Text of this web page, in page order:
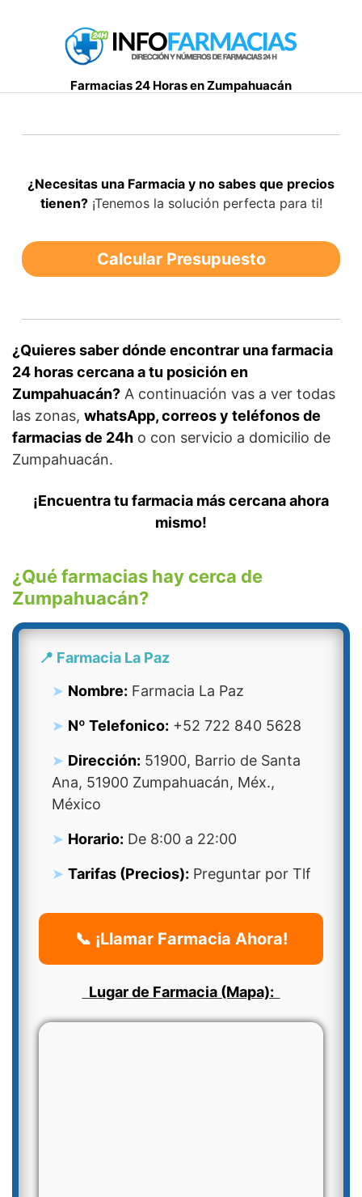
Farmacias 24 Horas en Zumpahuacán
¿Necesitas una Farmacia y no sabes que precios
tienen?¡Tenemos la solución perfecta para ti!
Calcular Presupuesto
¿Quieres saber dónde encontrar una farmacia
24 horas cercana a tu posición en
Zumpahuacán? A continuación vas a ver todas
las zonas, whatsApp, correos y teléfonos de
farmacias de 24h o con servicio a domicilio de
Zumpahuacán.
¡Encuentra tu farmacia más cercana ahora
mismo!
¿Qué farmacias hay cerca de
Zumpahuacán?
📍 Farmacia La Paz
Nombre: Farmacia La Paz
Nº Telefonico: +52 722 840 5628
Dirección: 51900, Barrio de Santa
Ana, 51900 Zumpahuacán, Méx.,
México
Horario: De 8:00 a 22:00
Tarifas (Precios): Preguntar por Tlf
📞 ¡Llamar Farmacia Ahora!
Lugar de Farmacia (Mapa):